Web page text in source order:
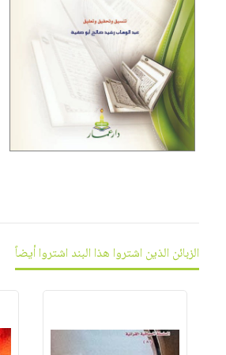
إختياراتنا
كتب
أكاديمية
صندوق
القراءة
English
books
iKitab
حدود
أسئلة
يتكرر
طرحها
Android
تحميل
iKitab
على
أسئلة
يتكرر
طرحها
تحميل
masmu3
على
Android
المواضيع
الأكثر
مبيعاً
وسائل
تعليمية
صندوق
تعليمية
الصحة
والعناية
الشخصية
الشخصية
العناية
وتصفيف
الشعر
بالجسم
جديد
الكل
أواني
أدوات
أقسام
الزبائن الذين اشتروا هذا البند اشتروا أيضاً